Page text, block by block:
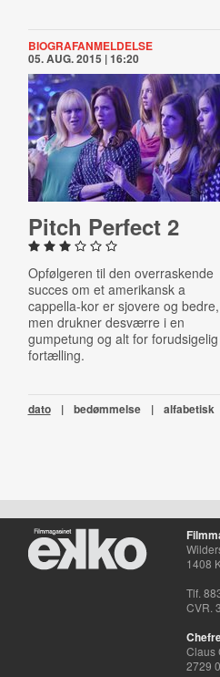
BIOGRAFANMELDELSE
05. AUG. 2015 | 16:20
Pitch Perfect 2
Opfølgeren til den overraskende
succes om et amerikansk a
cappella-kor er sjovere og bedre,
men drukner desværre i en
gumpetung og alt for forudsigelig
fortælling.
dato | bedømmelse | alfabetisk
1408
Tlf.
CVR.
Claus
2729